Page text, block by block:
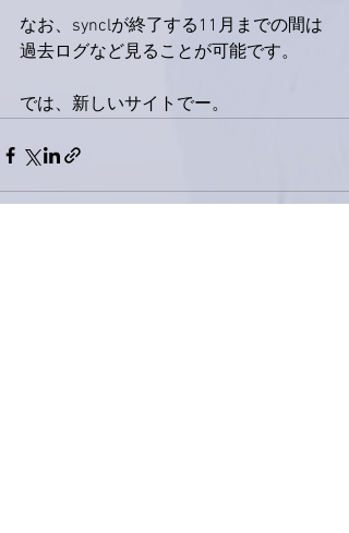
なお、synclが終了する11月までの間は
過去ログなど見ることが可能です。
では、新しいサイトでー。